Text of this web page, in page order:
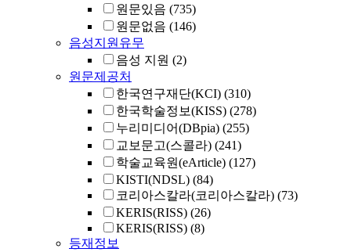
원문있음 (735)
원문없음 (146)
음성지원유무
음성 지원 (2)
원문제공처
한국연구재단(KCI) (310)
한국학술정보(KISS) (278)
누리미디어(DBpia) (255)
교보문고(스콜라) (241)
학술교육원(eArticle) (127)
KISTI(NDSL) (84)
코리아스칼라(코리아스칼라) (73)
KERIS(RISS) (26)
KERIS(RISS) (8)
등재정보